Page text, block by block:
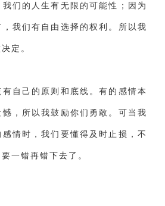
们的人生有无限的可能性；因为
我们有自由选择的权利。所以我
定。
自己的原则和底线。有的感情本
，所以我鼓励你们勇敢。可当我
情时，我们要懂得及时止损，不
一错再错下去了。